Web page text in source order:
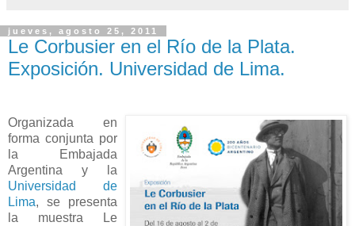
jueves, agosto 25, 2011
Le Corbusier en el Río de la Plata.
Exposición. Universidad de Lima.
Organizada en
forma conjunta por
la Embajada
Argentina y la
Universidad de
Lima, se presenta
la muestra Le